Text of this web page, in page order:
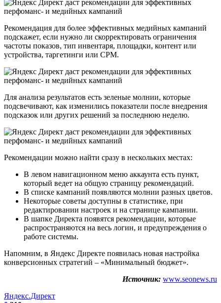
Рекомендация для более эффективных медийных кампаний
подскажет, если нужно ли скорректировать ограничения
частоты показов, тип инвентаря, площадки, контент или
устройства, таргетинги или СРМ.
Для анализа результатов есть зеленые молнии, которые
подсвечивают, как изменились показатели после внедрения
подсказок или других решений за последнюю неделю.
Рекомендации можно найти сразу в нескольких местах:
В левом навигационном меню аккаунта есть пункт,
который ведет на общую страницу рекомендаций.
В списке кампаний появляются молнии разных цветов.
Некоторые советы доступны в статистике, при
редактировании настроек и на странице кампании.
В шапке Директа появятся рекомендации, которые
распространяются на весь логин, и предупреждения о
работе системы.
Напомним, в Яндекс Директе появилась новая настройка
конверсионных стратегий – «Минимальный бюджет».
Источник: www.seonews.ru
Яндекс.Директ